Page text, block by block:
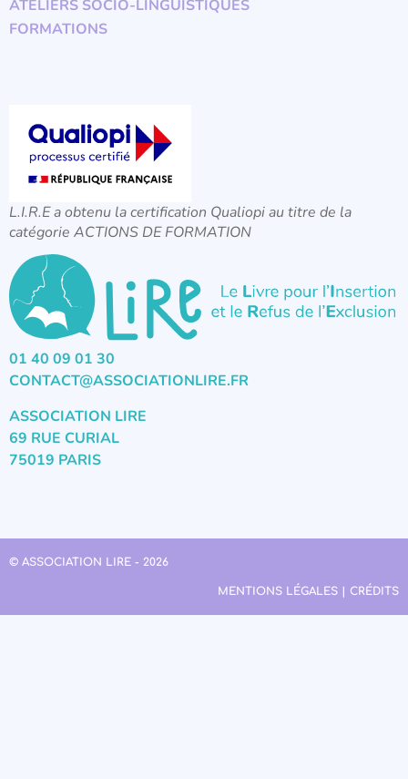
ATELIERS SOCIO-LINGUISTIQUES
FORMATIONS
L.I.R.E a obtenu la certification Qualiopi au titre de la
catégorie ACTIONS DE FORMATION
01 40 09 01 30
CONTACT@ASSOCIATIONLIRE.FR
ASSOCIATION LIRE
69 RUE CURIAL
75019 PARIS
© ASSOCIATION LIRE - 2026
MENTIONS LÉGALES | CRÉDITS